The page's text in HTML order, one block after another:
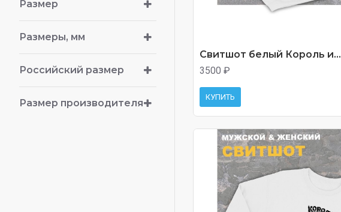
Российский размер
Размер производителя
Размеры, мм
Размер
Свитшот белый Король и...
3500 ₽
КУПИТЬ